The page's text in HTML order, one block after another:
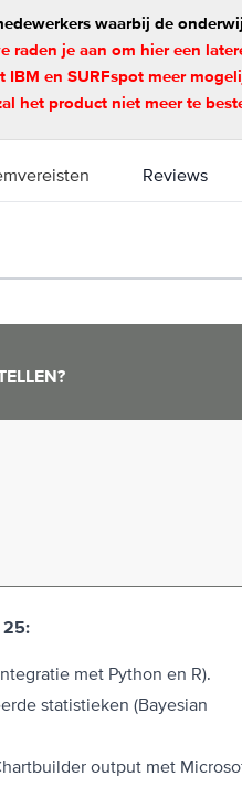
waarbij de
raden je aan om hier een
en SURFspot meer
het product niet meer te
Reviews
25:
met Python en R).
statistieken (Bayesian
output met